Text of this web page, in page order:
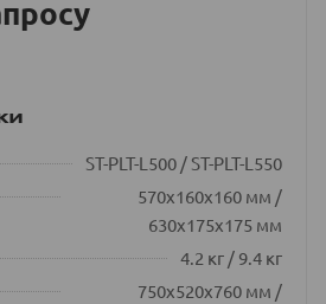
ST-PLT-L500 / ST-PLT-L550
570х160х160 мм /
630х175х175 мм
4.2 кг / 9.4 кг
750х520х760 мм /